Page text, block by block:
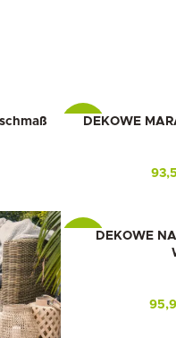
-16%DEKOWE
-10%DEKOWE